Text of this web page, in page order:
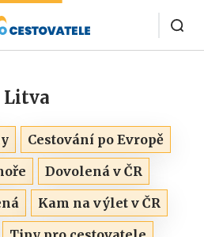
Litva
Cestování po Evropě
Dovolená v ČR
Kam na výlet v ČR